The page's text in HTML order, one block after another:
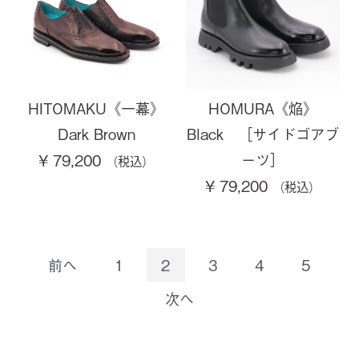
HITOMAKU《一幕》
Dark Brown
¥ 79,200
HOMURA《焔》
Black ［サイドゴアブ
ーツ］
¥ 79,200
前へ 1 2 3 4
5
次へ